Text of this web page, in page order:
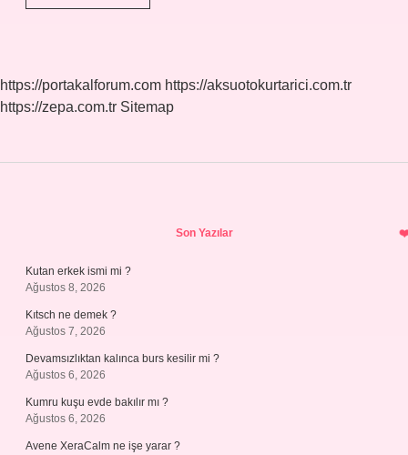
Şahin
https://portakalforum.com https://aksuotokurtarici.com.tr
https://zepa.com.tr Sitemap
Son Yazılar
Kutan erkek ismi mi ?
Ağustos 8, 2026
Kıtsch ne demek ?
Ağustos 7, 2026
Devamsızlıktan kalınca burs kesilir mi ?
Ağustos 6, 2026
Kumru kuşu evde bakılır mı ?
Ağustos 6, 2026
Avene XeraCalm ne işe yarar ?